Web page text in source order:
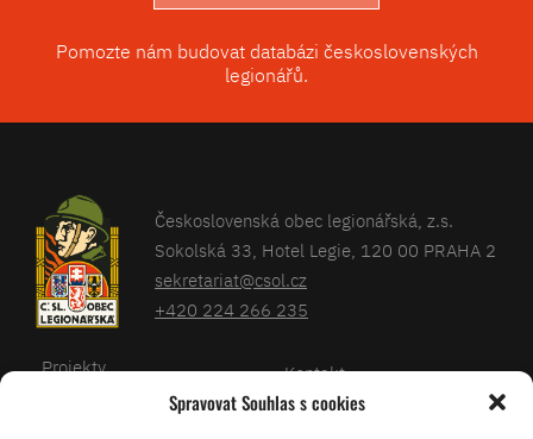
Spravovat Souhlas s cookies
Pomozte nám budovat databázi československých
legionářů.
Československá obec legionářská, z.s.
Sokolská 33, Hotel Legie, 120 00 PRAHA 2
sekretariat@csol.cz
+420 224 266 235
Projekty
Kontakt
Databáze legionářů